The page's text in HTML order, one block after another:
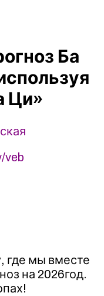
Ба
Ци»
veb
где мы вместе
на 2026год.